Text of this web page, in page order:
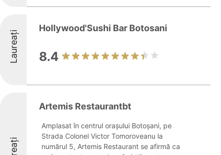
Laureați
Hollywood'Sushi Bar Botosani
8.4
Artemis Restaurantbt
Amplasat în centrul orașului Botoșani, pe
Strada Colonel Victor Tomoroveanu la
numărul 5, Artemis Restaurant se afirmă ca